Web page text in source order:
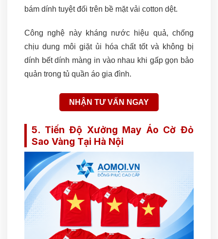
bám dính tuyệt đối trên bề mặt vải cotton dệt.
Công nghệ này kháng nước hiệu quả, chống
chịu dung môi giặt ủi hóa chất tốt và không bị
dính bết dính màng in vào nhau khi gấp gọn bảo
quản trong tủ quần áo gia đình.
NHẬN TƯ VẤN NGAY
5. Tiến Độ Xưởng May Áo Cờ Đỏ
Sao Vàng Tại Hà Nội